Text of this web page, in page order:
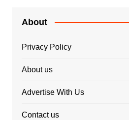
About
Privacy Policy
About us
Advertise With Us
Contact us